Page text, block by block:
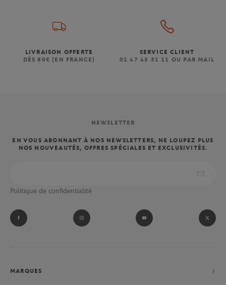
LIVRAISON OFFERTE
DÈS 80€ (EN FRANCE)
SERVICE CLIENT
01 47 43 51 11 OU PAR MAIL
NEWSLETTER
EN VOUS ABONNANT À NOS NEWSLETTERS, NE LOUPEZ PLUS
NOS NOUVEAUTÉS, OFFRES SPÉCIALES ET EXCLUSIVITÉS.
Politique de confidentialité
MARQUES